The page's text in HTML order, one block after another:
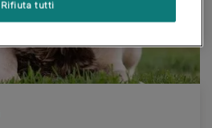
Rifiuta tutti